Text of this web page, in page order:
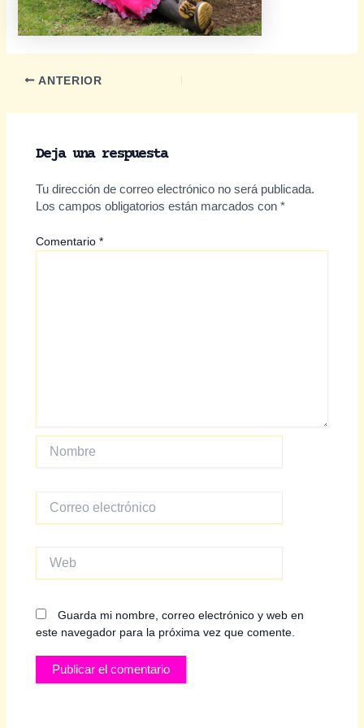
Navegación
entradas
ANTERIOR
Deja una respuesta
Tu dirección de correo electrónico no será publicada.
Los campos obligatorios están marcados con*
Comentario*
Nombre
electrónico
Guarda mi nombre, correo electrónico y web en
este navegador para la próxima vez que comente.